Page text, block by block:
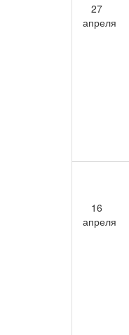
27
апреля
16
апреля